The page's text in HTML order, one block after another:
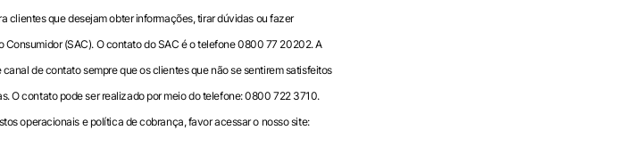
clientes que desejam obter informações, tirar dúvidas ou fazer
(SAC). O contato do SAC é o telefone 0800 77 20202. A
de contato sempre que os clientes que não se sentirem satisfeitos
O contato pode ser realizado por meio do telefone: 0800 722 3710.
operacionais e política de cobrança, favor acessar o nosso site: